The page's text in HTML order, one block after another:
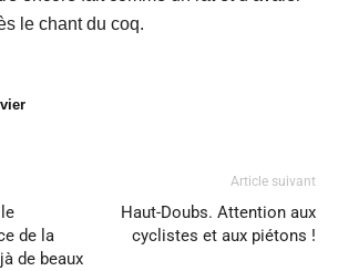
le chant du coq.
de la
de beaux
Article suivant
Haut-Doubs. Attention aux
cyclistes et aux piétons !